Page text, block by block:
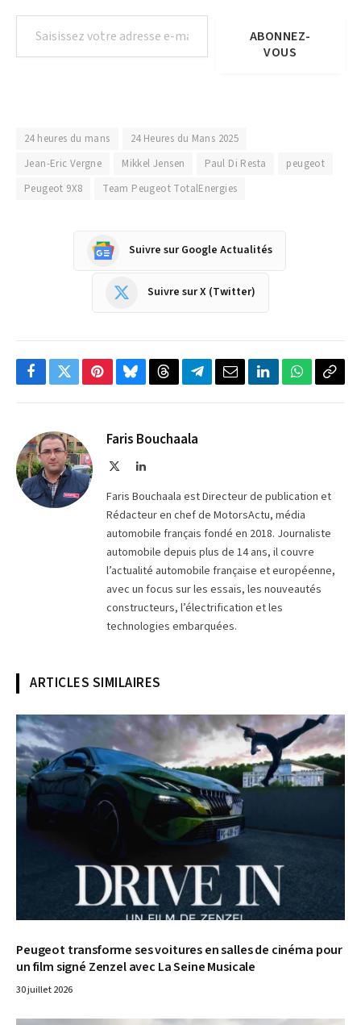
Saisissez votre adresse e-mail…
ABONNEZ-
VOUS
24 heures du mans
24 Heures du Mans 2025
Jean-Eric Vergne
Mikkel Jensen Paul Di Resta
peugeot
Peugeot 9X8
Team Peugeot TotalEnergies
Suivre sur Google Actualités
Suivre sur X (Twitter)
Facebook
TwitterPinterestBlueskyThreadsPartager
Telegram
EmailLinkedInWhatsApp
Faris Bouchaala
LinkedIn
Faris Bouchaala est Directeur de publication et
Rédacteur en chef de MotorsActu, média
automobile français fondé en 2018. Journaliste
automobile depuis plus de 14 ans, il couvre
l’actualité automobile française et européenne,
avec un focus sur les essais, les nouveautés
constructeurs, l’électrification et les
technologies embarquées.
ARTICLES SIMILAIRES
© Peugeot
Peugeot transforme ses voitures en salles de cinéma pour
un film signé Zenzel avec La Seine Musicale
30 juillet 2026